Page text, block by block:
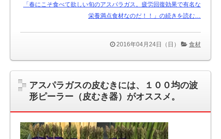
「春にこそ食べて欲しい旬のアスパラガス。疲労回復効果で有名な
栄養満点食材なのだ！！」の続きを読む…
2016年04月24日（日） 食材
アスパラガスの皮むきには、１００均の波
形ピーラー（皮むき器）がオススメ。